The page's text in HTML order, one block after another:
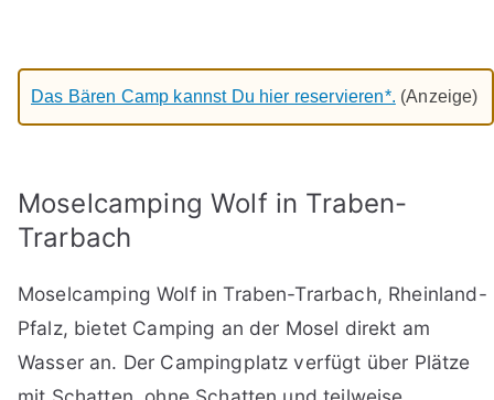
Das Bären Camp kannst Du hier reservieren*. (Anzeige)
Moselcamping Wolf in Traben-
Trarbach
Moselcamping Wolf in Traben-Trarbach, Rheinland-
Pfalz, bietet Camping an der Mosel direkt am
Wasser an. Der Campingplatz verfügt über Plätze